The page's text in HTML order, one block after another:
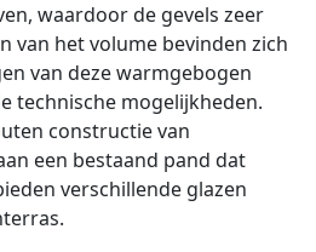
waardoor de gevels zeer
van het volume bevinden zich
van deze warmgebogen
technische mogelijkheden.
constructie van
een bestaand pand dat
verschillende glazen